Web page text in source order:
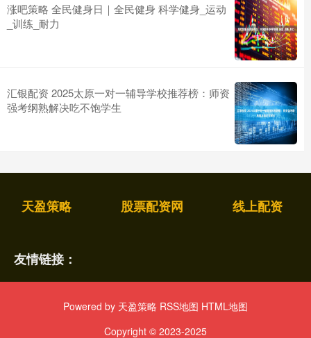
涨吧策略 全民健身日｜全民健身 科学健身_运动
_训练_耐力
汇银配资 2025太原一对一辅导学校推荐榜：师资
强考纲熟解决吃不饱学生
天盈策略 股票配资网 线上配资
友情链接：
Powered by 天盈策略 RSS地图 HTML地图
Copyright © 2023-2025